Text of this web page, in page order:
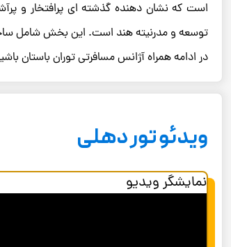
است که نشان دهنده گذشته ای پرافتخار و
توسعه و مدرنیته هند است. این بخش شامل
در ادامه همراه آژانس مسافرتی توران باستان
ویدئو تور دهلی
نمایشگر ویدیو